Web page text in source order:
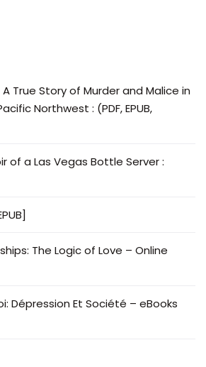
True Story of Murder and Malice in
Northwest : (PDF, EPUB,
of a Las Vegas Bottle Server :
The Logic of Love – Online
Dépression Et Société – eBooks